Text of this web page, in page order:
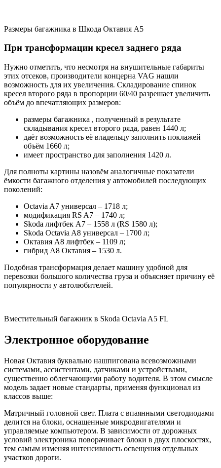
Размеры багажника в Шкода Октавия А5
При трансформации кресел заднего ряда
Нужно отметить, что несмотря на внушительные габариты
этих отсеков, производители концерна VAG нашли
возможность для их увеличения. Складирование спинок
кресел второго ряда в пропорции 60/40 разрешает увеличить
объём до впечатляющих размеров:
размеры багажника , полученный в результате
складывания кресел второго ряда, равен 1440 л;
даёт возможность её владельцу заполнить поклажей
объём 1660 л;
имеет пространство для заполнения 1420 л.
Для полноты картины назовём аналогичные показатели
ёмкости багажного отделения у автомобилей последующих
поколений:
Octavia A7 универсал – 1718 л;
модификация RS A7 – 1740 л;
Skoda лифтбек А7 – 1558 л (RS 1580 л);
Skoda Octavia A8 универсал – 1700 л;
Октавия А8 лифтбек – 1109 л;
гибрид А8 Октавия – 1530 л.
Подобная трансформация делает машину удобной для
перевозки большого количества груза и объясняет причину её
популярности у автолюбителей.
Вместительный багажник в Skoda Octavia A5 FL
Электронное оборудование
Новая Октавия буквально нашпигована всевозможными
системами, ассистентами, датчиками и устройствами,
существенно облегчающими работу водителя. В этом смысле
модель задает новые стандарты, применяя функционал из
классов выше:
Матричный головной свет. Плата с впаянными светодиодами
делится на блоки, оснащенные микродвигателями и
управляемые компьютером. В зависимости от дорожных
условий электроника поворачивает блоки в двух плоскостях,
тем самым изменяя интенсивность освещения отдельных
участков дороги.